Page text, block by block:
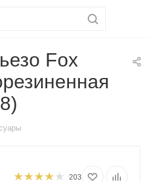
Fox
203